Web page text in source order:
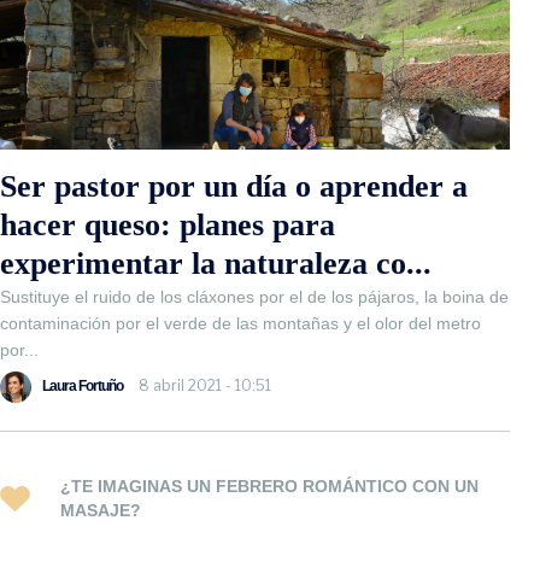
Ser pastor por un día o aprender a
hacer queso: planes para
experimentar la naturaleza co...
Sustituye el ruido de los cláxones por el de los pájaros, la boina de
contaminación por el verde de las montañas y el olor del metro
por...
Laura Fortuño 8 abril 2021 - 10:51